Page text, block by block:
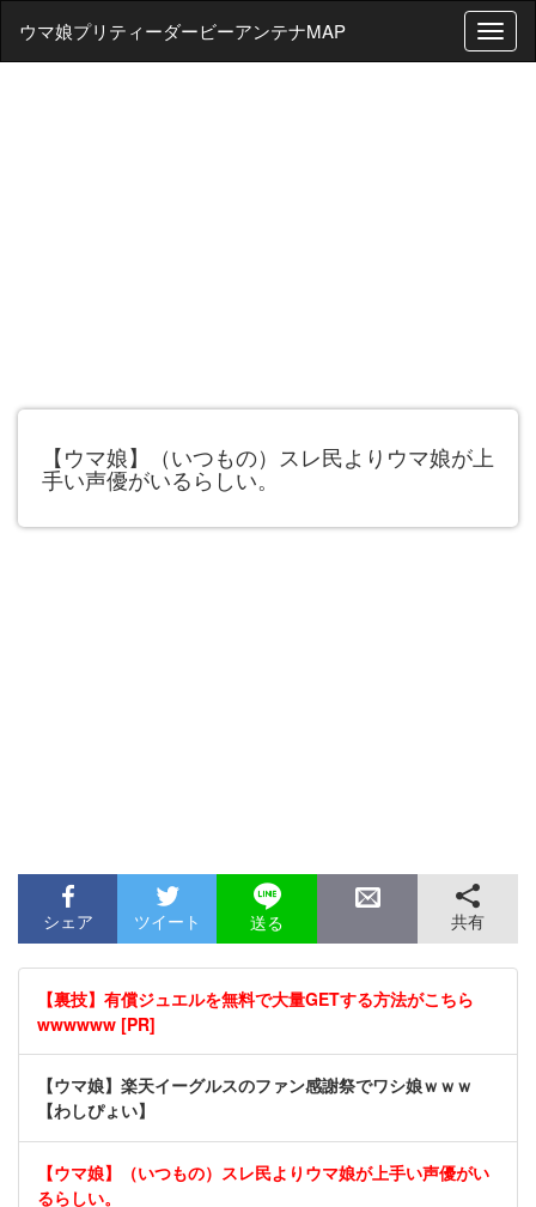
T
o
ウマ娘プリティーダービーアンテナMAP
【ウマ娘】（いつもの）スレ民よりウマ娘が上
手い声優がいるらしい。
シェア ツイート 送る 共有
【裏技】有償ジュエルを無料で大量GETする方法がこちら
wwwwww [PR]
【ウマ娘】楽天イーグルスのファン感謝祭でワシ娘ｗｗｗ
【わしぴょい】
【ウマ娘】（いつもの）スレ民よりウマ娘が上手い声優がい
るらしい。